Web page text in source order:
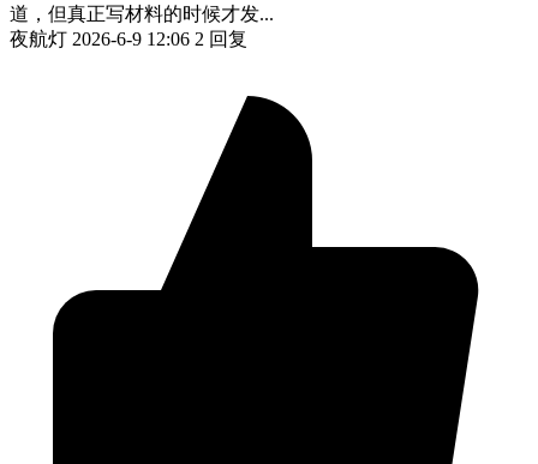
道，但真正写材料的时候才发...
夜航灯 2026-6-9 12:06 2 回复